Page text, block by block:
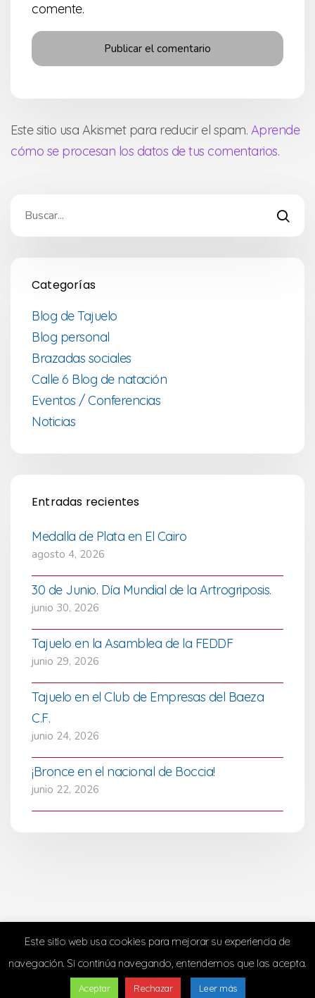
comente.
Este sitio usa Akismet para reducir el spam. Aprende
cómo se procesan los datos de tus comentarios.
Categorías
Blog de Tajuelo
Blog personal
Brazadas sociales
Calle 6 Blog de natación
Eventos / Conferencias
Noticias
Entradas recientes
Medalla de Plata en El Cairo
agosto 4, 2026
30 de Junio. Día Mundial de la Artrogriposis.
junio 30, 2026
Tajuelo en la Asamblea de la FEDDF
junio 29, 2026
Tajuelo en el Club de Empresas del Baeza
C.F.
junio 24, 2026
¡Bronce en el nacional de Boccia!
junio 22, 2026
Este sitio web usa cookies para mejorar su experiencia de
navegación. Si continúa navegando, entendemos que las acepta.
Aceptar Rechazar Leer más